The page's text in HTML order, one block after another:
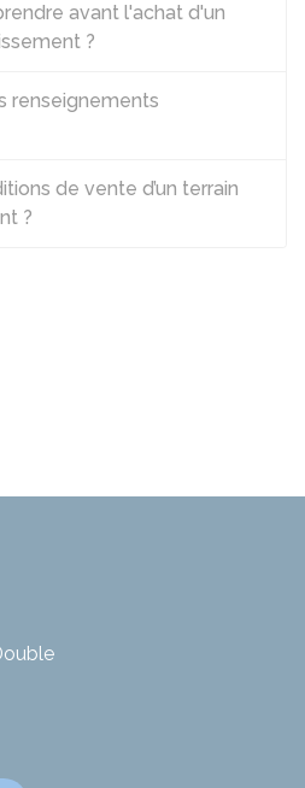
avant l'achat d'un
?
renseignements
de vente d’un terrain
?